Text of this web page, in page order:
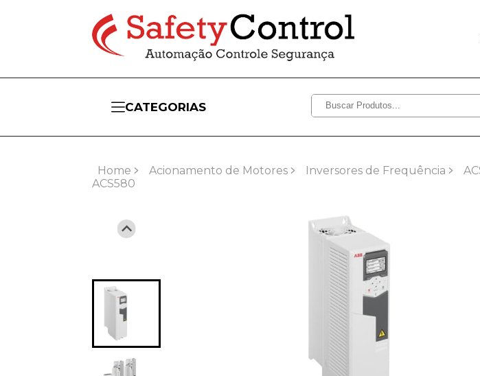
CATEGORIAS
Home Acionamento de Motores Inversores de Frequência
ACS580